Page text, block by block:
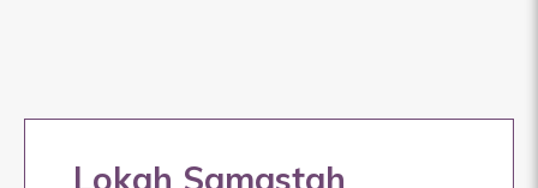
Lokah Samastah